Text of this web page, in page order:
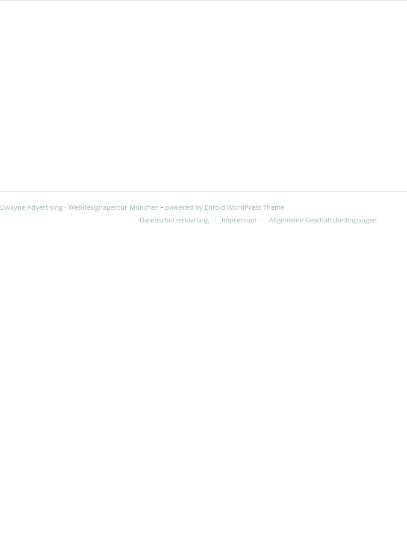
Dwayne Advertising - Webdesignagentur München - powered by Enfold WordPress Theme
Datenschutzerklärung
Impressum Allgemeine Geschäftsbedingungen